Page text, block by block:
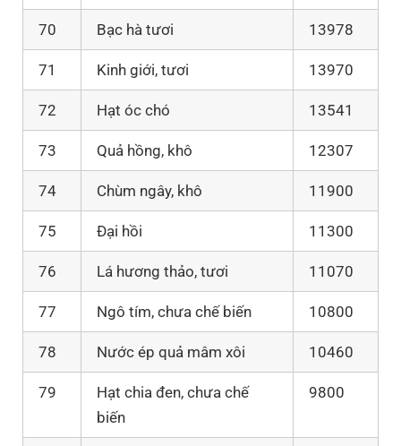
70 Bạc hà tươi 13978
71 Kinh giới, tươi 13970
72 Hạt óc chó 13541
73 Quả hồng, khô 12307
74 Chùm ngây, khô 11900
75 Đại hồi 11300
76 Lá hương thảo, tươi 11070
77 Ngô tím, chưa chế biến 10800
78 Nước ép quả mâm xôi 10460
79
Hạt chia đen, chưa chế
biến
9800